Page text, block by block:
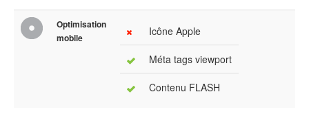
Optimisation
mobile
Icône Apple
Méta tags viewport
Contenu FLASH